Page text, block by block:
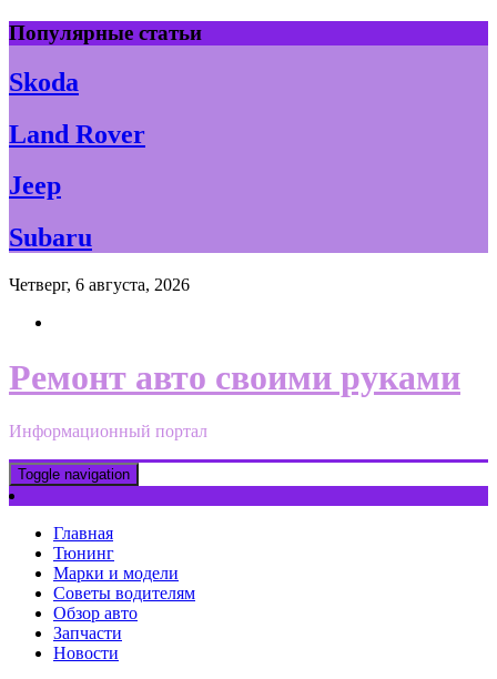
Skip
to
content
Популярные статьи
Skoda
Land Rover
Jeep
Subaru
Четверг, 6 августа, 2026
Ремонт авто своими руками
Информационный портал
Toggle navigation
Главная
Тюнинг
Марки и модели
Советы водителям
Обзор авто
Запчасти
Новости